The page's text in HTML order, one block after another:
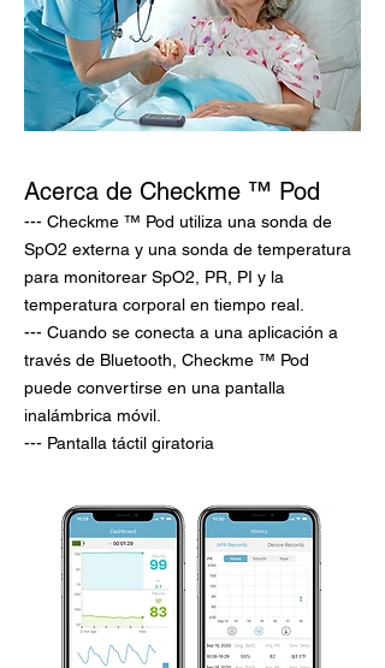
Acerca de Checkme ™ Pod
--- Checkme ™ Pod utiliza una sonda de
SpO2 externa y una sonda de temperatura
para monitorear SpO2, PR, PI y la
temperatura corporal en tiempo real.
--- Cuando se conecta a una aplicación a
través de Bluetooth, Checkme ™ Pod
puede convertirse en una pantalla
inalámbrica móvil.
--- Pantalla táctil giratoria